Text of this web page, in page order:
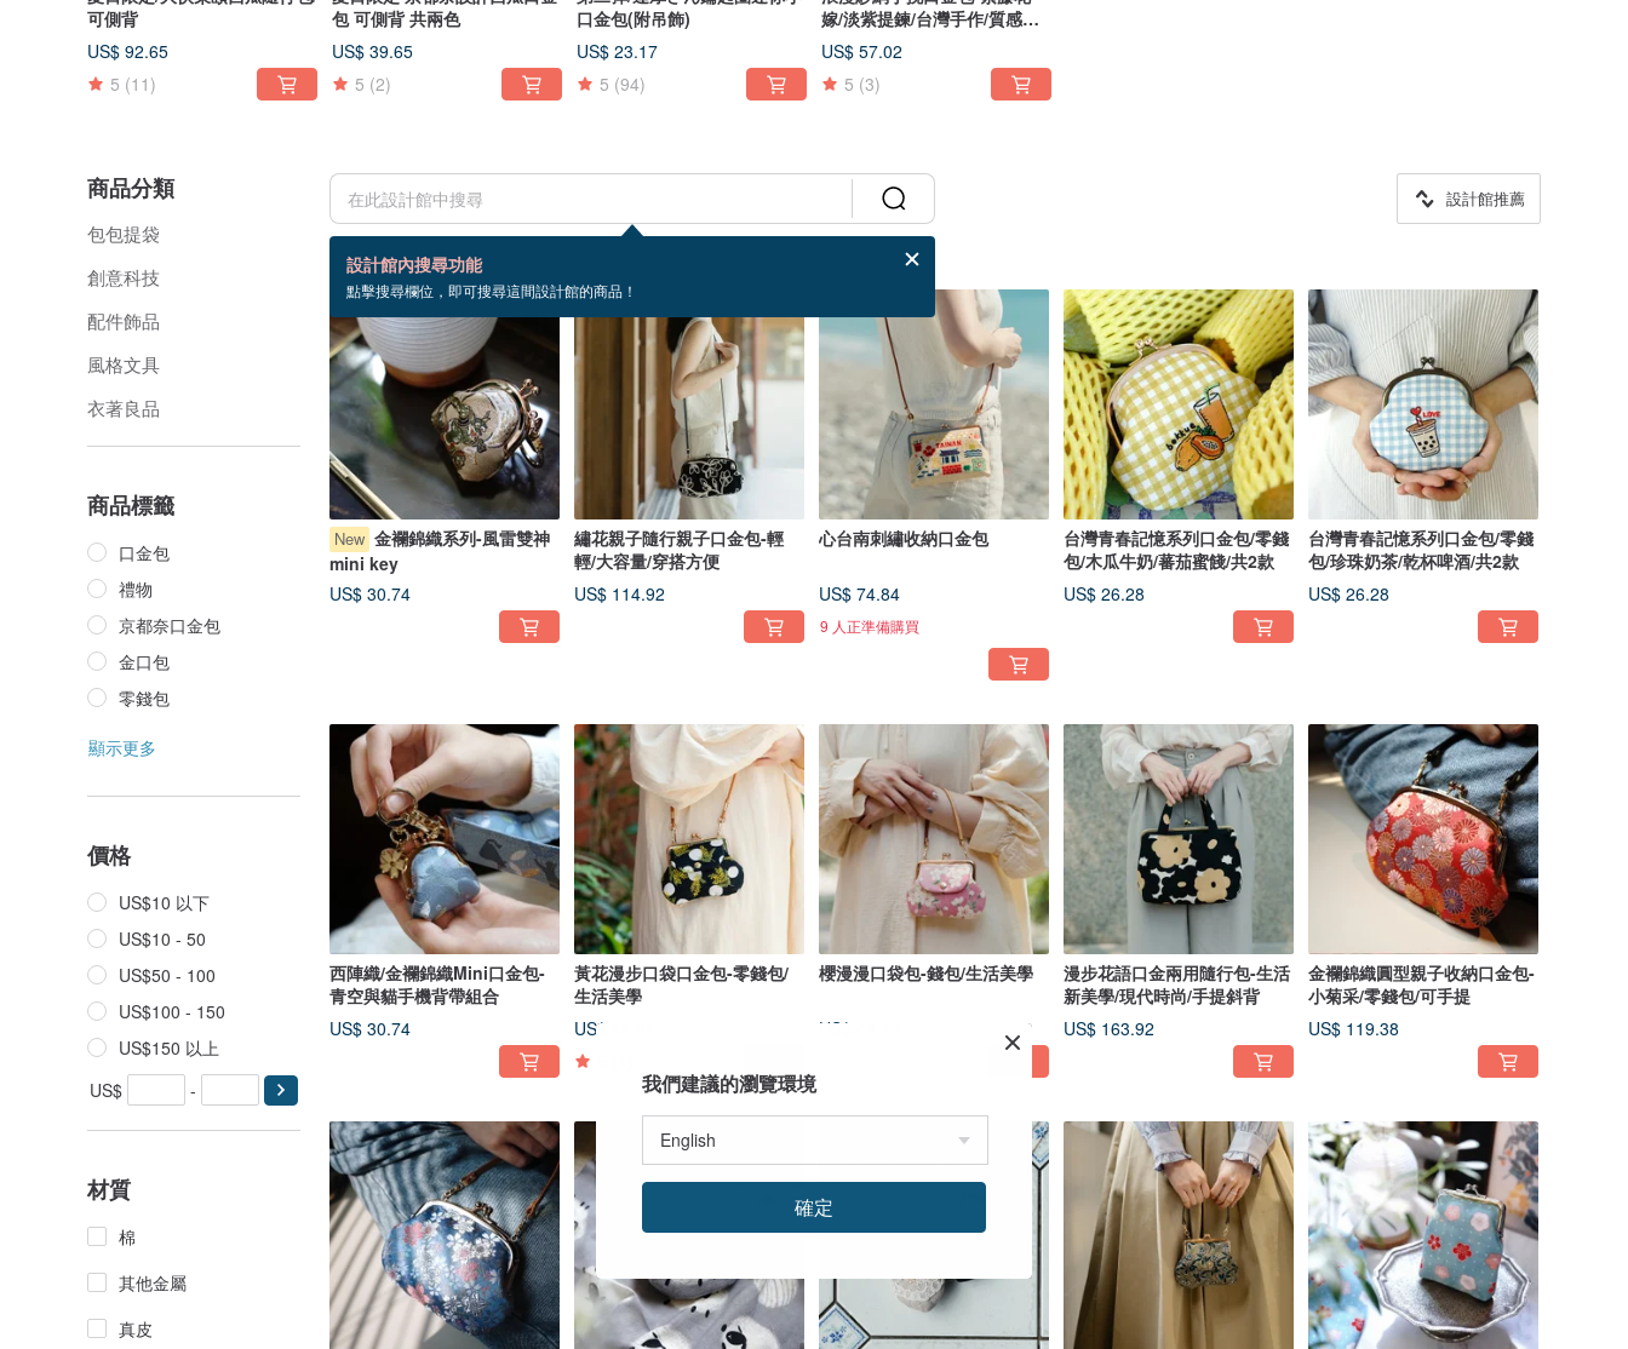
可側背
US$ 92.65
5 (11)
包 可側背 共兩色
US$ 39.65
5 (2)
口金包(附吊飾)
US$ 23.17
5 (94)
嫁/淡紫提鍊/台灣手作/質感禮
物
US$ 57.02
5 (3)
商品分類
包包提袋
創意科技
配件飾品
風格文具
衣著良品
商品標籤
口金包
禮物
京都奈口金包
金口包
零錢包
顯示更多
價格
US$10 以下
US$10 - 50
US$50 - 100
US$100 - 150
US$150 以上
US$
-
材質
棉
其他金屬
真皮
設計館內搜尋功能
點擊搜尋欄位，即可搜尋這間設計館的商品！
設計館推薦
164 個商品
New 金襴錦織系列-風雷雙神
mini key
US$ 30.74
繡花親子隨行親子口金包-輕
輕/大容量/穿搭方便
US$ 114.92
心台南刺繡收納口金包
US$ 74.84
9 人正準備購買
台灣青春記憶系列口金包/零錢
包/木瓜牛奶/蕃茄蜜餞/共2款
US$ 26.28
台灣青春記憶系列口金包/零錢
包/珍珠奶茶/乾杯啤酒/共2款
US$ 26.28
西陣織/金襴錦織Mini口金包-
青空與貓手機背帶組合
US$ 30.74
黃花漫步口袋口金包-零錢包/
生活美學
US$ 43.66
櫻漫漫口袋包-錢包/生活美學
US$ 43.66
漫步花語口金兩用隨行包-生活
新美學/現代時尚/手提斜背
US$ 163.92
金襴錦織圓型親子收納口金包-
小菊采/零錢包/可手提
US$ 119.38
我們建議的瀏覽環境
確定